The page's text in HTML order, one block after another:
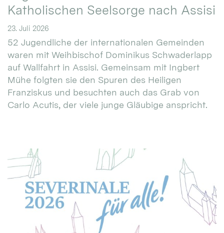
Katholischen Seelsorge nach Assisi
23. Juli 2026
52 Jugendliche der internationalen Gemeinden
waren mit Weihbischof Dominikus Schwaderlapp
auf Wallfahrt in Assisi. Gemeinsam mit Ingbert
Mühe folgten sie den Spuren des Heiligen
Franziskus und besuchten auch das Grab von
Carlo Acutis, der viele junge Gläubige anspricht.